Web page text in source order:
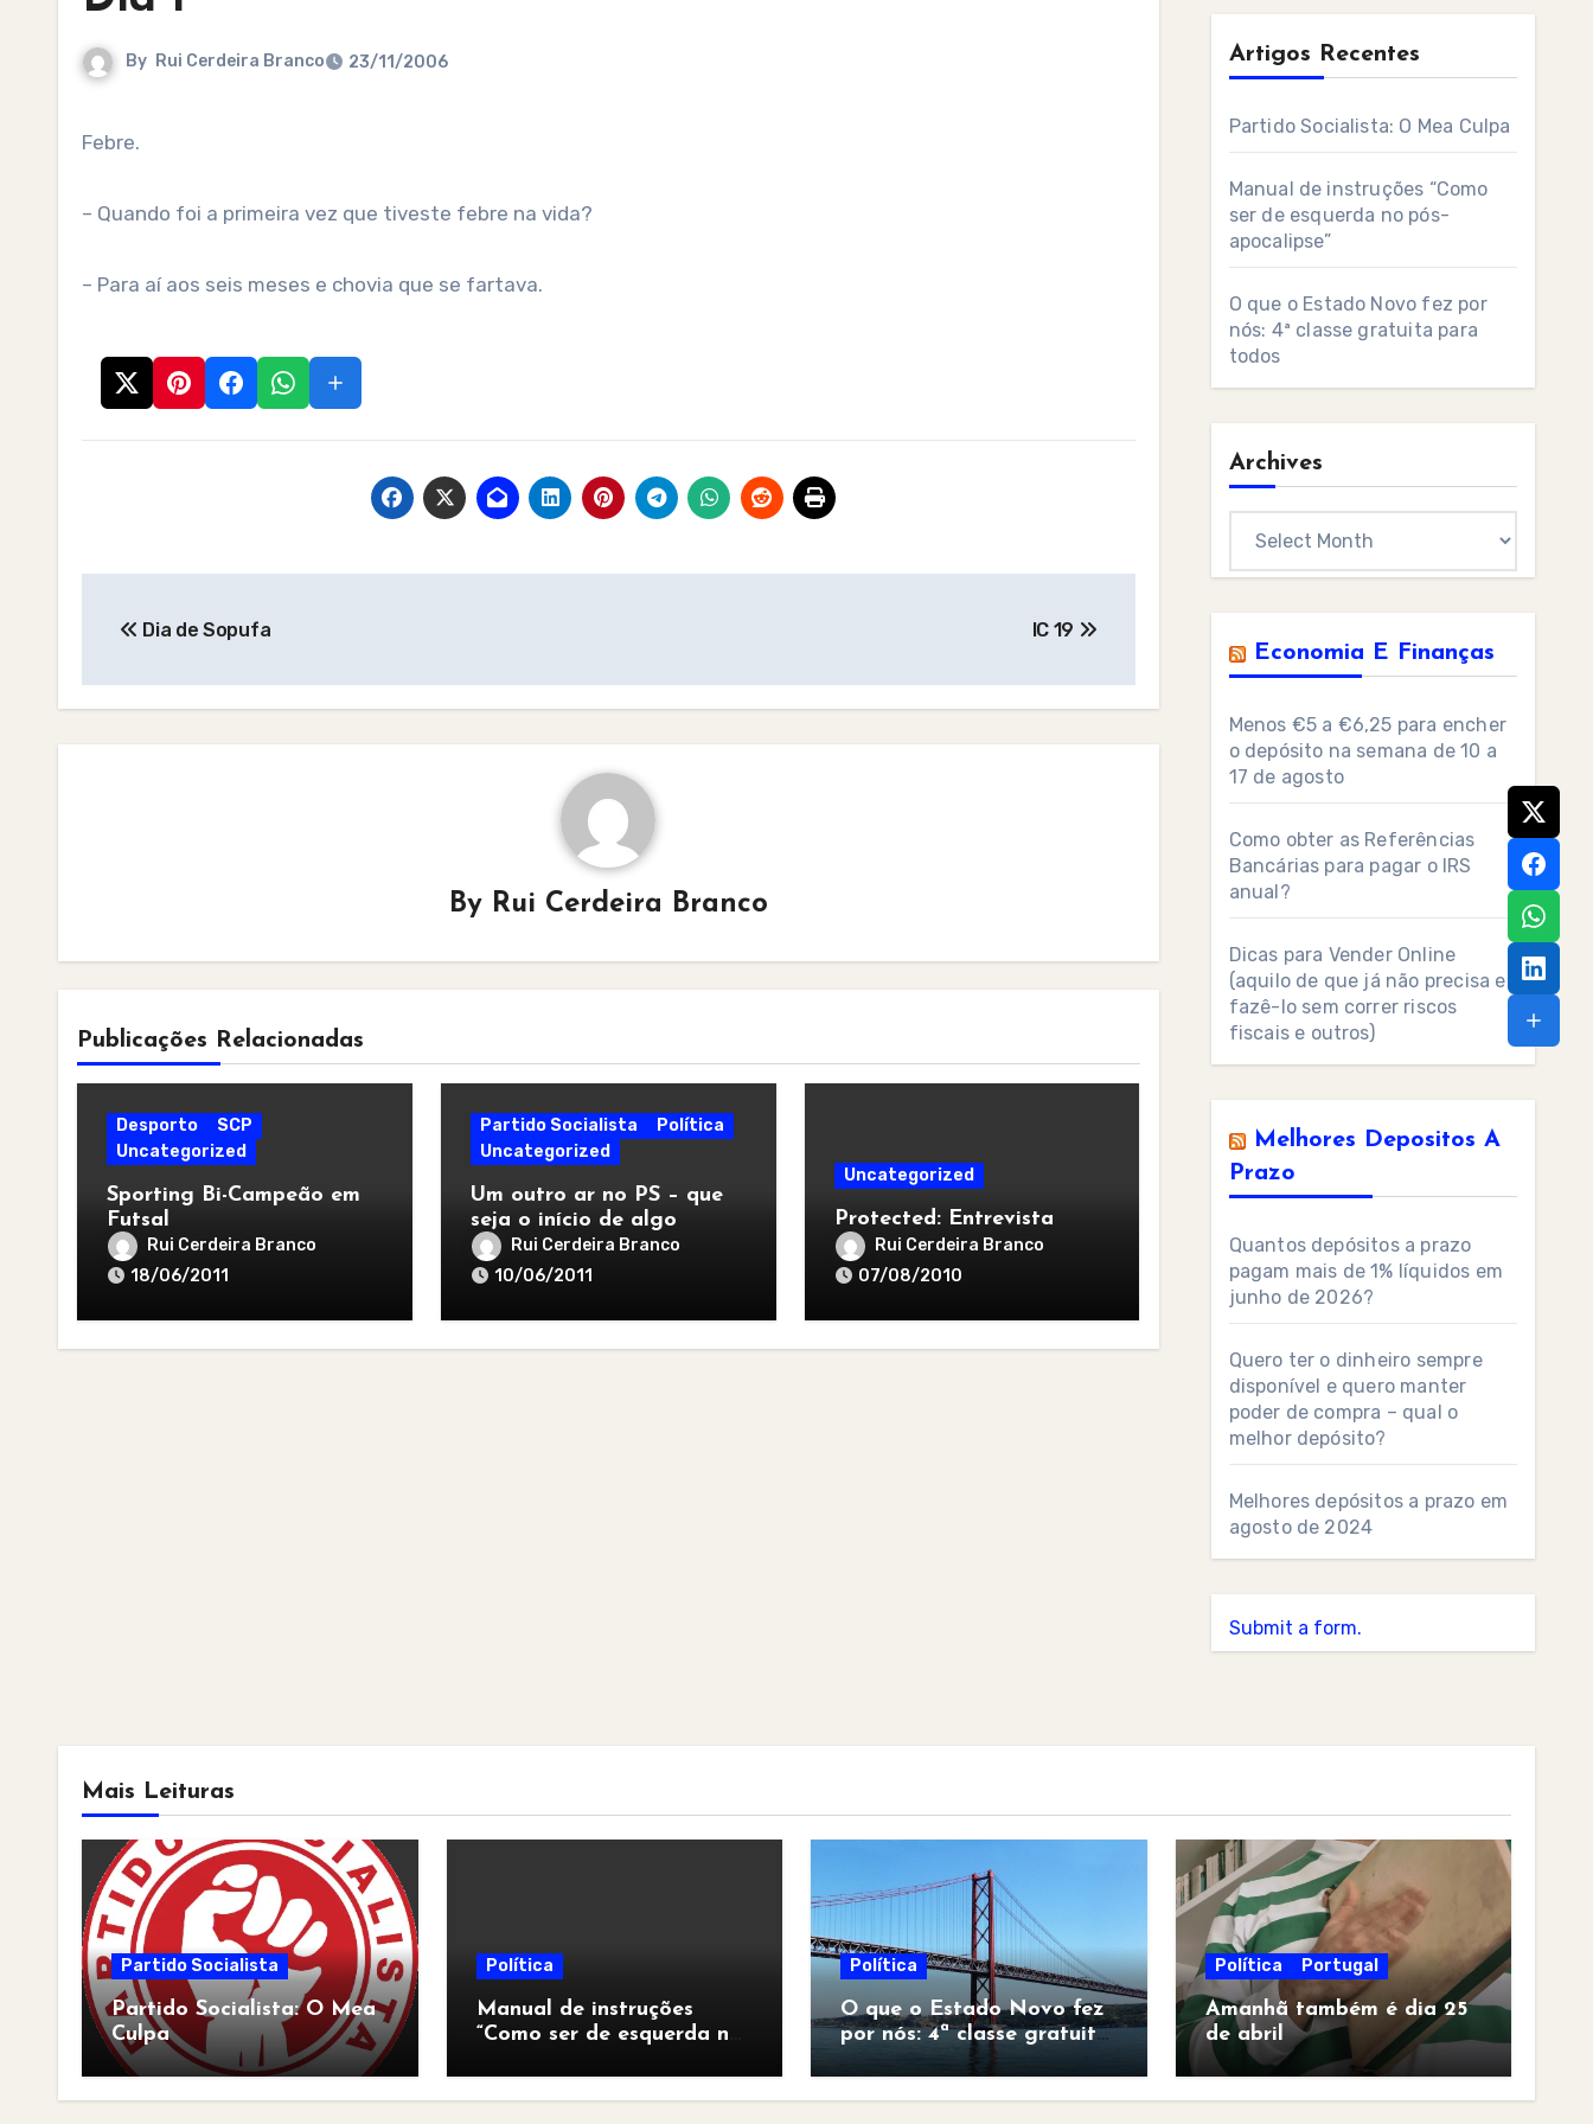
By Rui Cerdeira Branco 23/11/2006
Febre.
– Quando foi a primeira vez que tiveste febre na vida?
– Para aí aos seis meses e chovia que se fartava.
navigation
Dia de Sopufa IC 19
By Rui Cerdeira Branco
Publicações Relacionadas
Desporto
SCP
Uncategorized
Sporting Bi-Campeão em
Futsal
Rui Cerdeira Branco
18/06/2011
Partido Socialista
Política
Uncategorized
Um outro ar no PS – que
seja o início de algo
melhorRui Cerdeira Branco
10/06/2011
Uncategorized
Protected: Entrevista
Rui Cerdeira Branco
07/08/2010
Artigos Recentes
Partido Socialista: O Mea Culpa
Manual de instruções “Como
ser de esquerda no pós-
apocalipse”
O que o Estado Novo fez por
nós: 4ª classe gratuita para
todos
Archives
Economia E Finanças
Menos €5 a €6,25 para encher
o depósito na semana de 10 a
17 de agosto
Como obter as Referências
Bancárias para pagar o IRS
anual?
Dicas para Vender Online
(aquilo de que já não precisa e
fazê-lo sem correr riscos
fiscais e outros)
Melhores Depositos A
Prazo
Quantos depósitos a prazo
pagam mais de 1% líquidos em
junho de 2026?
Quero ter o dinheiro sempre
disponível e quero manter
poder de compra – qual o
melhor depósito?
Melhores depósitos a prazo em
agosto de 2024
Submit a form.
Mais Leituras
Partido Socialista
Partido Socialista: O Mea
Culpa
Política
Manual de instruções
“Como ser de esquerda no
Política
O que o Estado Novo fez
por nós: 4ª classe gratuita
para todos
Política Portugal
Amanhã também é dia 25
de abril